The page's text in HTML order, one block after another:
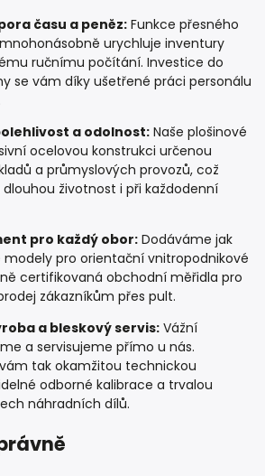
času a peněz: Funkce přesného
urychluje inventury
ručnímu počítání. Investice do
se vám díky ušetřené práci personálu
a odolnost: Naše plošinové
ocelovou konstrukci určenou
a průmyslových provozů, což
dlouhou životnost i při každodenní
pro každý obor: Dodáváme jak
pro orientační vnitropodnikové
certifikovaná obchodní měřidla pro
zákazníkům přes pult.
a bleskový servis: Vážní
a servisujeme přímo u nás.
tak okamžitou technickou
odborné kalibrace a trvalou
náhradních dílů.